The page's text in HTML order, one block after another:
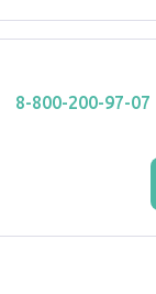
детей не
поэтому
грудное
8-800-200-97-07